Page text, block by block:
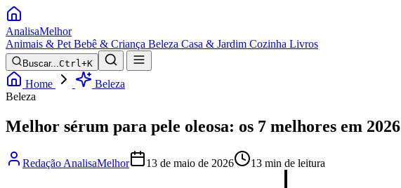
AnalisaMelhor
Animais & Pet Bebê & Criança Beleza Casa & Jardim Cozinha Livros
Buscar...Ctrl+K
Home
Beleza
Beleza
Melhor sérum para pele oleosa: os 7 melhores em 2026
Redação AnalisaMelhor 13 de maio de 2026 13 min de leitura